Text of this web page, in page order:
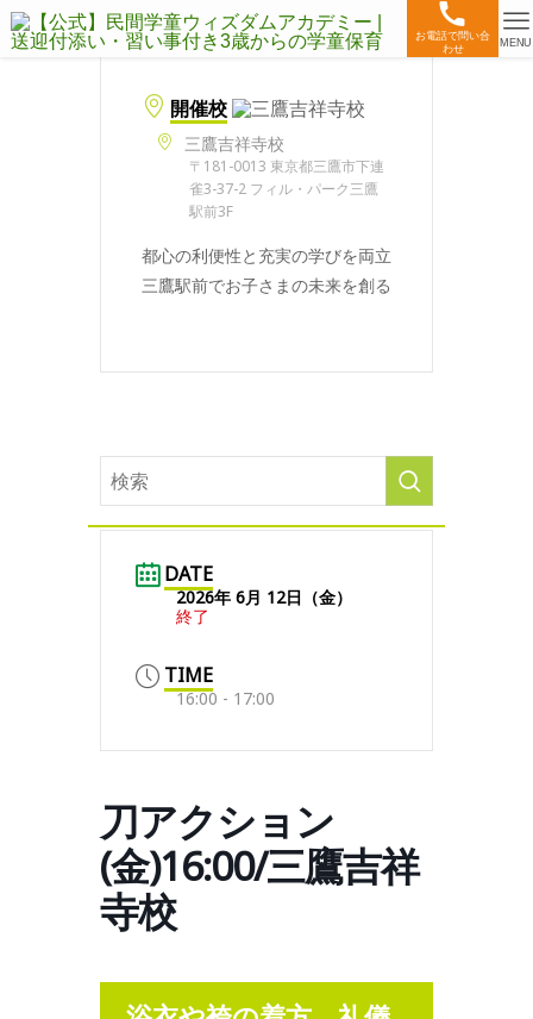
お電話で問い合
わせ
MENU
開催校
三鷹吉祥寺校
〒181-0013 東京都三鷹市下連
雀3-37-2 フィル・パーク三鷹
駅前3F
都心の利便性と充実の学びを両立
三鷹駅前でお子さまの未来を創る
DATE
2026年 6月 12日（金）
終了
TIME
16:00 - 17:00
刀アクション
(金)16:00/三鷹吉祥
寺校